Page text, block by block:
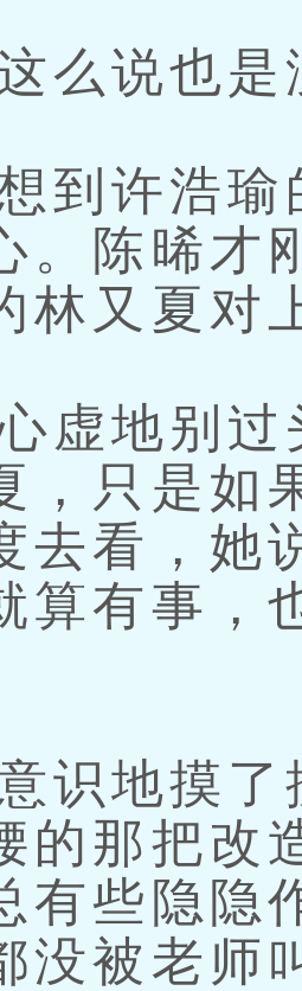
么说也是
许浩瑜
。陈晞才
林又夏对
地别过
，只是如
去看，她
算有事，
地摸了
的那把改
有些隐隐
没被老师